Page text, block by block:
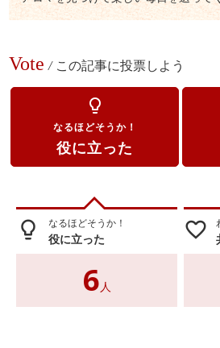
Vote / この記事に投票しよう
lightbulb_outline
なるほどそうか！
役に立った
lightbulb_outline なるほどそうか！
役に立った
6人
favorite_border